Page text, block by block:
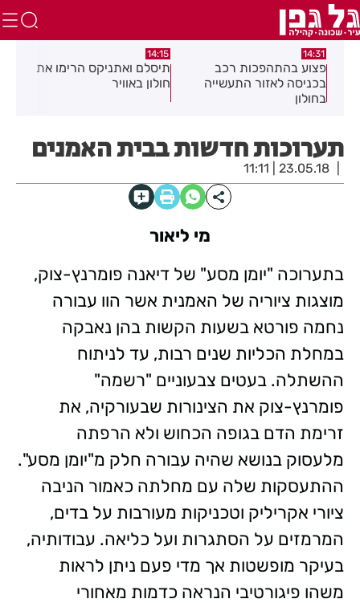
14:31
פצוע בהתהפכות רכב
בכניסה לאזור התעשייה
בחולון
14:15
תיסלם ואתניקס הרימו את
חולון באוויר
תערוכות חדשות בבית האמנים
23.05.18 | 11:11
מי ליאור
בתערוכה "יומן מסע" של דיאנה פומרנץ-צוק,
מוצגות ציוריה של האמנית אשר הוו עבורה
נחמה פורטא בשעות הקשות בהן נאבקה
במחלת הכליות שנים רבות, עד לניתוח
ההשתלה. בעטים צבעוניים "רשמה"
פומרנץ-צוק את הצינורות שבעורקיה, את
זרימת הדם בגופה הכחוש ולא הרפתה
מלעסוק בנושא שהיה עבורה חלק מ"יומן מסע".
ההתעסקות שלה עם מחלתה כאמור הניבה
ציורי אקריליק וטכניקות מעורבות על בדים,
המרמזים על הסתגרות ועל כליאה. עבודותיה,
בעיקר מופשטות אך מדי פעם ניתן לראות
משהו פיגורטיבי הנראה כדמות מאחורי